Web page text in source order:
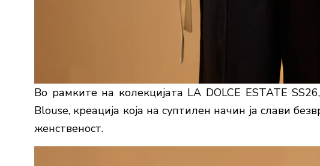
Во рамките на колекцијата LA DOLCE ESTATE
Blouse, креација која на суптилен начин ја слави
женственост.